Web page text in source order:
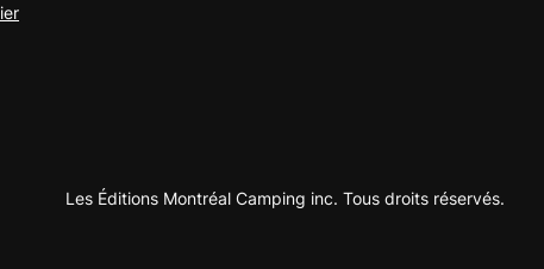
Les Éditions Montréal Camping inc. Tous droits réservés.